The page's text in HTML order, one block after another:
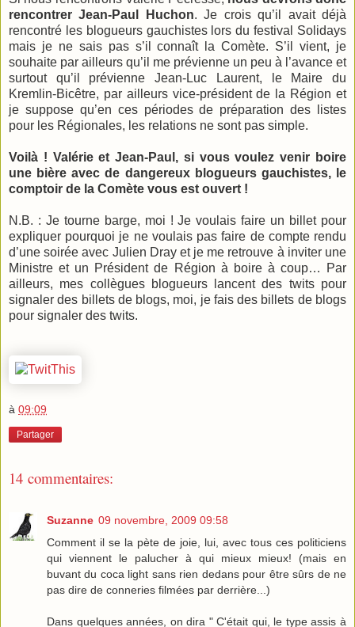
rencontrer Jean-Paul Huchon. Je crois qu’il avait déjà
rencontré les blogueurs gauchistes lors du festival Solidays
mais je ne sais pas s’il connaît la Comète. S’il vient, je
souhaite par ailleurs qu’il me prévienne un peu à l’avance et
surtout qu’il prévienne Jean-Luc Laurent, le Maire du
Kremlin-Bicêtre, par ailleurs vice-président de la Région et
je suppose qu’en ces périodes de préparation des listes
pour les Régionales, les relations ne sont pas simple.
Voilà ! Valérie et Jean-Paul, si vous voulez venir boire
une bière avec de dangereux blogueurs gauchistes, le
comptoir de la Comète vous est ouvert !
N.B. : Je tourne barge, moi ! Je voulais faire un billet pour
expliquer pourquoi je ne voulais pas faire de compte rendu
d’une soirée avec Julien Dray et je me retrouve à inviter une
Ministre et un Président de Région à boire à coup… Par
ailleurs, mes collègues blogueurs lancent des twits pour
signaler des billets de blogs, moi, je fais des billets de blogs
pour signaler des twits.
à 09:09
Partager
14 commentaires:
Suzanne 09 novembre, 2009 09:58
Comment il se la pète de joie, lui, avec tous ces politiciens
qui viennent le palucher à qui mieux mieux! (mais en
buvant du coca light sans rien dedans pour être sûrs de ne
pas dire de conneries filmées par derrière...)
Dans quelques années, on dira " C'était qui, le type assis à